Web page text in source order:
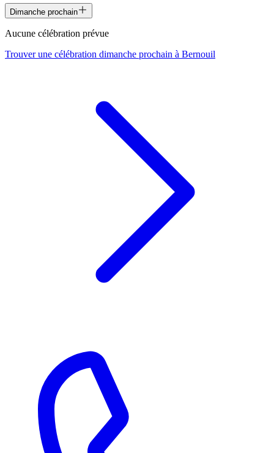
Dimanche prochain
Aucune célébration prévue
Trouver une célébration dimanche prochain à Bernouil